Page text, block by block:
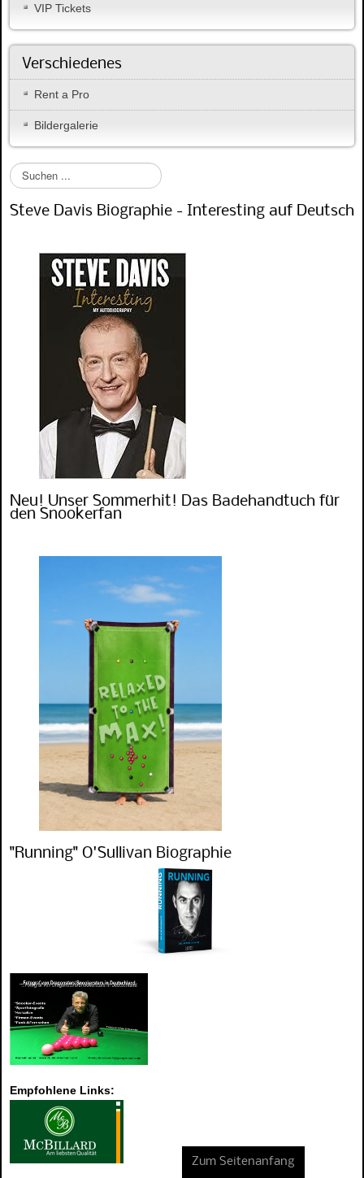
VIP Tickets
Verschiedenes
Rent a Pro
Bildergalerie
S
u
c
h
Steve Davis Biographie - Interesting auf Deutsch
Neu! Unser Sommerhit! Das Badehandtuch für
den Snookerfan
"Running" O'Sullivan Biographie
Empfohlene Links:
Zum Seitenanfang